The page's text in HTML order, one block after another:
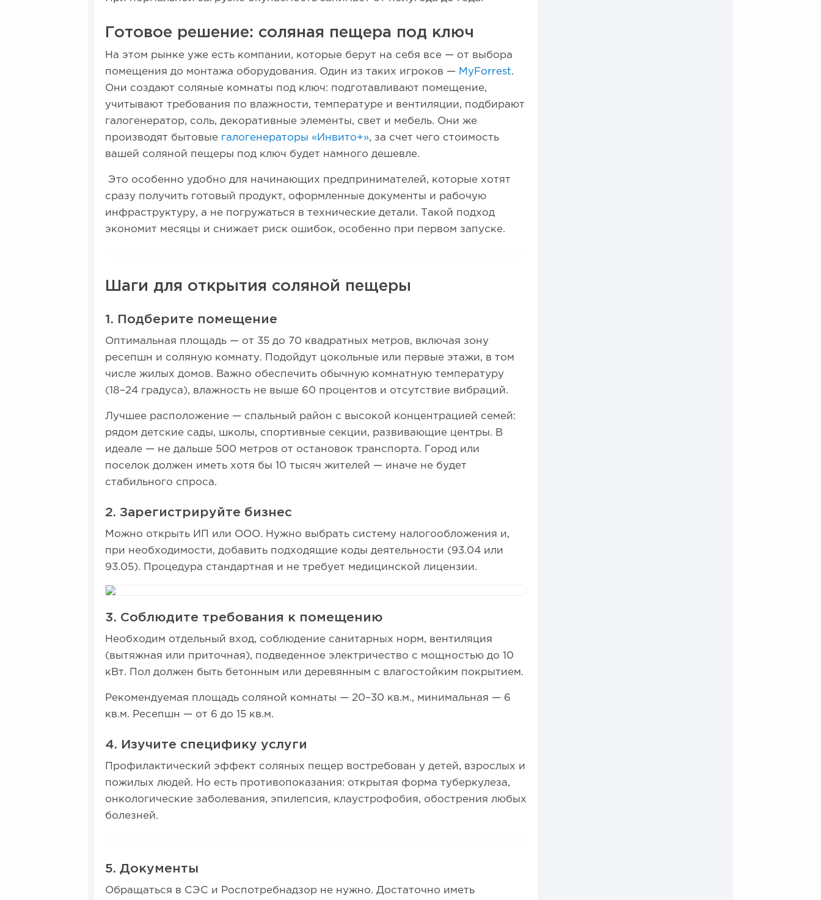
Готовое решение: соляная пещера под ключ
На этом рынке уже есть компании, которые берут на себя все — от выбора
помещения до монтажа оборудования. Один из таких игроков — MyForrest.
Они создают соляные комнаты под ключ: подготавливают помещение,
учитывают требования по влажности, температуре и вентиляции, подбирают
галогенератор, соль, декоративные элементы, свет и мебель. Они же
производят бытовые галогенераторы «Инвито+», за счет чего стоимость
вашей соляной пещеры под ключ будет намного дешевле.
Это особенно удобно для начинающих предпринимателей, которые хотят
сразу получить готовый продукт, оформленные документы и рабочую
инфраструктуру, а не погружаться в технические детали. Такой подход
экономит месяцы и снижает риск ошибок, особенно при первом запуске.
Шаги для открытия соляной пещеры
1. Подберите помещение
Оптимальная площадь — от 35 до 70 квадратных метров, включая зону
ресепшн и соляную комнату. Подойдут цокольные или первые этажи, в том
числе жилых домов. Важно обеспечить обычную комнатную температуру
(18–24 градуса), влажность не выше 60 процентов и отсутствие вибраций.
Лучшее расположение — спальный район с высокой концентрацией семей:
рядом детские сады, школы, спортивные секции, развивающие центры. В
идеале — не дальше 500 метров от остановок транспорта. Город или
поселок должен иметь хотя бы 10 тысяч жителей — иначе не будет
стабильного спроса.
2. Зарегистрируйте бизнес
Можно открыть ИП или ООО. Нужно выбрать систему налогообложения и,
при необходимости, добавить подходящие коды деятельности (93.04 или
93.05). Процедура стандартная и не требует медицинской лицензии.
3. Соблюдите требования к помещению
Необходим отдельный вход, соблюдение санитарных норм, вентиляция
(вытяжная или приточная), подведенное электричество с мощностью до 10
кВт. Пол должен быть бетонным или деревянным с влагостойким покрытием.
Рекомендуемая площадь соляной комнаты — 20–30 кв.м., минимальная — 6
кв.м. Ресепшн — от 6 до 15 кв.м.
4. Изучите специфику услуги
Профилактический эффект соляных пещер востребован у детей, взрослых и
пожилых людей. Но есть противопоказания: открытая форма туберкулеза,
онкологические заболевания, эпилепсия, клаустрофобия, обострения любых
болезней.
5. Документы
Обращаться в СЭС и Роспотребнадзор не нужно. Достаточно иметь